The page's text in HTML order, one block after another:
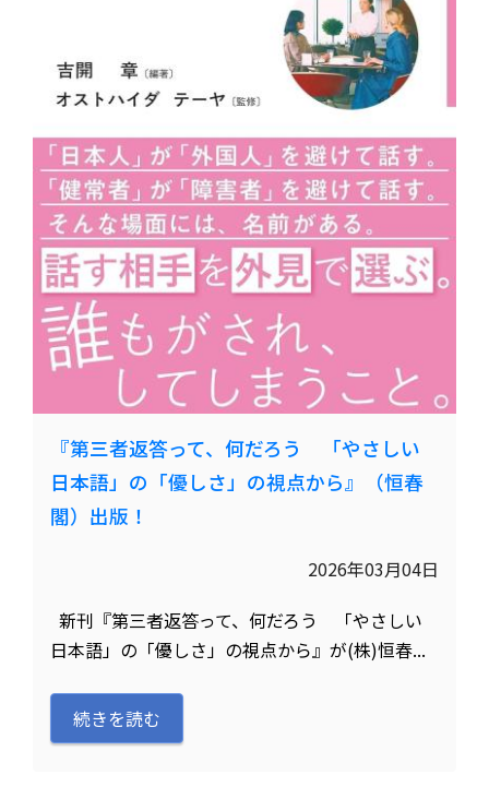
『第三者返答って、何だろう 「やさしい
日本語」の「優しさ」の視点から』（恒春
閣）出版！
2026年03月04日
新刊『第三者返答って、何だろう 「やさしい
日本語」の「優しさ」の視点から』が(株)恒春...
続きを読む